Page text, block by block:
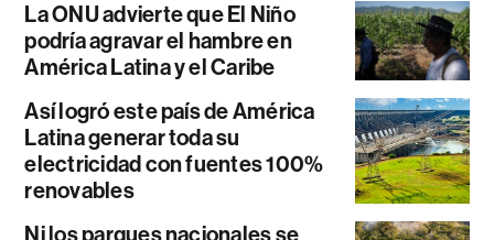
La ONU advierte que El Niño
podría agravar el hambre en
América Latina y el Caribe
Así logró este país de América
Latina generar toda su
electricidad con fuentes 100%
renovables